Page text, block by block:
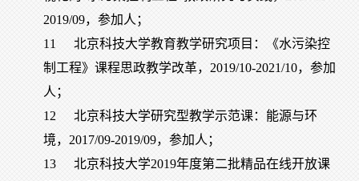
2019/09，参加人；
11
北京科技大学教育教学研究项目：《水污染控
制工程》课程思政教学改革，2019/10-2021/10，参加
人；
12
北京科技大学研究型教学示范课：能源与环
境，2017/09-2019/09，参加人；
13
北京科技大学2019年度第二批精品在线开放课